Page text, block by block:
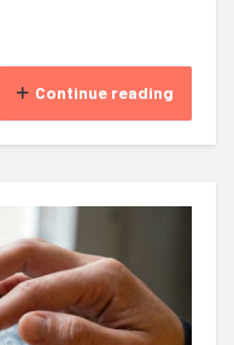
Continue reading